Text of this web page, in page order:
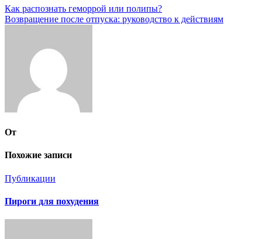
Навигация
по
Как распознать геморрой или полипы?
Возвращение после отпуска: руководство к действиям
От
Похожие записи
Публикации
Пироги для похудения